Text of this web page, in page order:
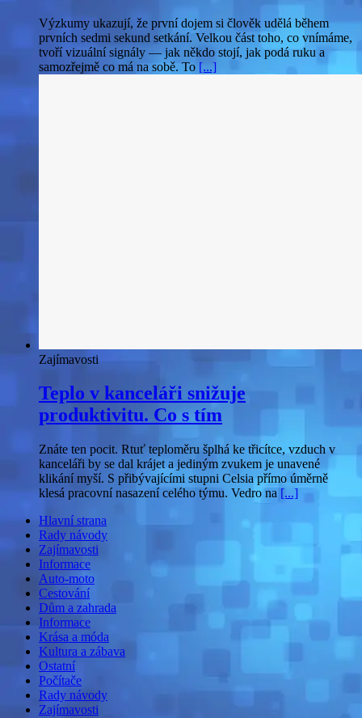
Výzkumy ukazují, že první dojem si člověk udělá během
prvních sedmi sekund setkání. Velkou část toho, co vnímáme,
tvoří vizuální signály — jak někdo stojí, jak podá ruku a
samozřejmě co má na sobě. To [...]
Zajímavosti
Teplo v kanceláři snižuje
produktivitu. Co s tím
Znáte ten pocit. Rtuť teploměru šplhá ke třicítce, vzduch v
kanceláři by se dal krájet a jediným zvukem je unavené
klikání myší. S přibývajícími stupni Celsia přímo úměrně
klesá pracovní nasazení celého týmu. Vedro na [...]
Hlavní strana
Rady návody
Zajímavosti
Informace
Auto-moto
Cestování
Dům a zahrada
Informace
Krása a móda
Kultura a zábava
Ostatní
Počítače
Rady návody
Zajímavosti